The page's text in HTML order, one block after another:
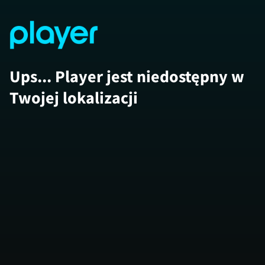
Ups... Player jest niedostępny w
Twojej lokalizacji